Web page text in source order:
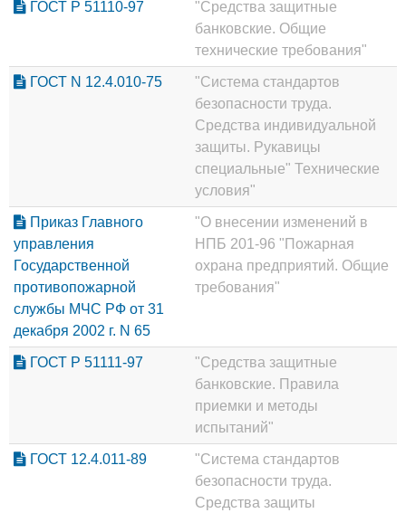
ГОСТ Р 51110-97
"Средства защитные
банковские. Общие
технические требования"
ГОСТ N 12.4.010-75
"Система стандартов
безопасности труда.
Средства индивидуальной
защиты. Рукавицы
специальные" Технические
условия"
Приказ Главного
управления
Государственной
противопожарной
службы МЧС РФ от 31
декабря 2002 г. N 65
"О внесении изменений в
НПБ 201-96 "Пожарная
охрана предприятий. Общие
требования"
ГОСТ Р 51111-97
"Средства защитные
банковские. Правила
приемки и методы
испытаний"
ГОСТ 12.4.011-89
"Система стандартов
безопасности труда.
Средства защиты